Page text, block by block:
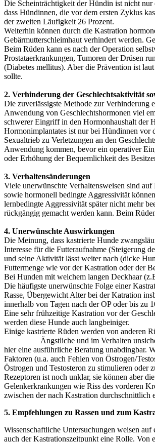
Die Scheinträchtigkeit der Hündin ist nicht nur
dass Hündinnen, die vor dem ersten Zyklus
der zweiten Läufigkeit 26 Prozent.
Weiterhin können durch die Kastration
Gebärmutterschleimhaut verhindert werden.
Beim Rüden kann es nach der Operation
Prostataerkrankungen, Tumoren der Drüsen
(Diabetes mellitus). Aber die Prävention ist
sollte.
2. Verhinderung der Geschlechtsaktivität
Die zuverlässigste Methode zur
Anwendung von Geschlechtshormonen viel
schwerer Eingriff in den Hormonhaushalt der
Hormonimplantates ist nur bei Hündinnen vor
Sexualtrieb zu Verletzungen an den
Anwendung kommen, bevor ein operativer
oder Erhöhung der Bequemlichkeit des
3. Verhaltensänderungen
Viele unerwünschte Verhaltensweisen sind
sowie hormonell bedingte Aggressivität
lernbedingte Aggressivität später nicht mehr
rückgängig gemacht werden kann. Beim
4. Unerwünschte Auswirkungen
Die Meinung, dass kastrierte Hunde
Interesse für die Futteraufnahme (Steigerung
und seine Aktivität lässt weiter nach (dicke
Futtermenge wie vor der Kastration oder der
Bei Hunden mit weichem langen Deckhaar
Die häufigste unerwünschte Folge einer
Rasse, Übergewicht Alter bei der Katration
innerhalb von Tagen nach der OP oder bis zu
Eine sehr frühzeitige Kastration vor der
werden diese Hunde auch langbeiniger.
Einige kastrierte Rüden werden von
Ängstliche und im Verhalten unsichere
hier eine ausführliche Beratung unabdingbar.
Faktoren (u.a. auch Fehlen von Östrogen/
Östrogen und Testosteron zu stimulieren
Rezeptoren ist noch unklar, sie können aber
Gelenkerkrankungen wie Riss des vorderen
zwischen der nach Kastration durchschnittlich
5. Empfehlungen zu Rassen und zum
Wissenschaftliche Untersuchungen weisen
auch der Kastrationszeitpunkt eine Rolle.